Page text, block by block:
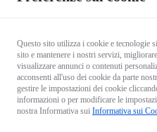
Questo sito utilizza i cookie e tecnologie
sito e mantenere i nostri servizi,
visualizzare annunci o contenuti
acconsenti all'uso dei cookie da parte
gestire le impostazioni dei cookie
informazioni o per modificare le
nostra Informativa sui Informativa sui